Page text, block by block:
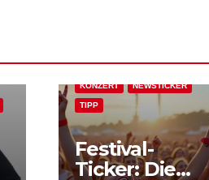
KONZERT NEWSTICKER
TIPP
Festival-